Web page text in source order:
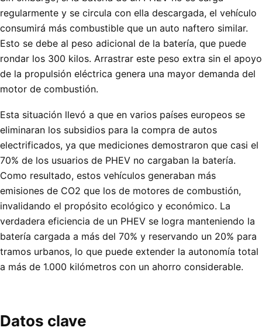
regularmente y se circula con ella descargada, el vehículo
consumirá más combustible que un auto naftero similar.
Esto se debe al peso adicional de la batería, que puede
rondar los 300 kilos. Arrastrar este peso extra sin el apoyo
de la propulsión eléctrica genera una mayor demanda del
motor de combustión.
Esta situación llevó a que en varios países europeos se
eliminaran los subsidios para la compra de autos
electrificados, ya que mediciones demostraron que casi el
70% de los usuarios de PHEV no cargaban la batería.
Como resultado, estos vehículos generaban más
emisiones de CO2 que los de motores de combustión,
invalidando el propósito ecológico y económico. La
verdadera eficiencia de un PHEV se logra manteniendo la
batería cargada a más del 70% y reservando un 20% para
tramos urbanos, lo que puede extender la autonomía total
a más de 1.000 kilómetros con un ahorro considerable.
Datos clave